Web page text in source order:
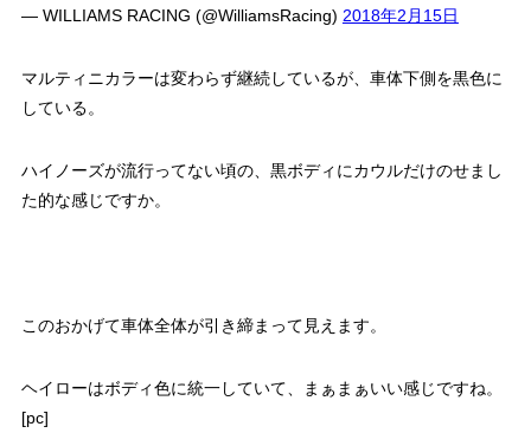
— WILLIAMS RACING (@WilliamsRacing) 2018年2月15日
マルティニカラーは変わらず継続しているが、車体下側を黒色に
している。
ハイノーズが流行ってない頃の、黒ボディにカウルだけのせまし
た的な感じですか。
このおかげて車体全体が引き締まって見えます。
ヘイローはボディ色に統一していて、まぁまぁいい感じですね。
[pc]